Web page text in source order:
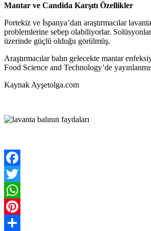
Mantar ve Candida Karşıtı Özellikler
Portekiz ve İspanya’dan araştırmacılar
problemlerine sebep olabiliyorlar.
üzerinde güçlü olduğu görülmüş.
Araştırmacılar balın gelecekte mantar
Food Science and Technology’de
Kaynak Ayşetolga.com
Facebook
Twitter
WhatsApp
Pinterest